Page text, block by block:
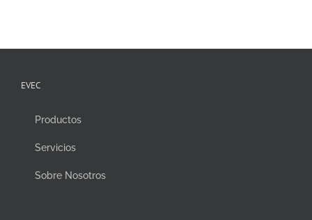
EVEC
Productos
Servicios
Sobre Nosotros